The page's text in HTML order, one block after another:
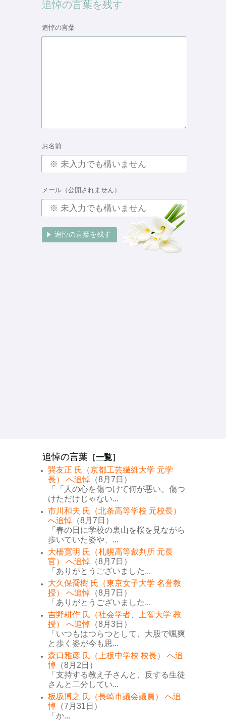
追悼の言葉を残す
追悼の言葉
お名前
メール（公開されません）
追悼の言葉 ［一覧］
巽友正 氏（京都工芸繊維大学 元学
長） へ追悼 （8月7日）
「「人の心を傷つけて何が悪い。傷つ
けただけじゃない...
市川和夫 氏（北条高等学校 元校長）
へ追悼 （8月7日）
「春の日に学校の裏山を桜を見ながら
歩いていた姿や、...
大橋寛明 氏（札幌高等裁判所 元長
官） へ追悼 （8月7日）
「ありがとうございました...
大久保喬樹 氏（東京女子大学 名誉教
授） へ追悼 （8月7日）
「ありがとうございました...
吉野耕作 氏（社会学者、上智大学 教
授） へ追悼 （8月3日）
「いつもはつらつとして、大股で颯爽
と歩く姿が今も思...
森口雅彦 氏（上板中学校 校長） へ追
悼 （8月2日）
「支持する教え子さんと、反する生徒
さんと二分してい...
板坂博之 氏（長崎市議会議員） へ追
悼 （7月31日）
「か...